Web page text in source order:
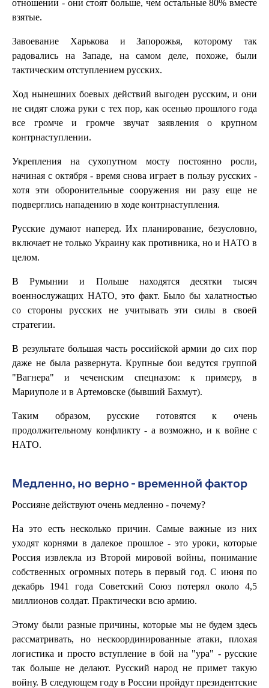
отношении - они стоят больше, чем остальные 80% вместе
взятые.
Завоевание Харькова и Запорожья, которому так
радовались на Западе, на самом деле, похоже, были
тактическим отступлением русских.
Ход нынешних боевых действий выгоден русским, и они
не сидят сложа руки с тех пор, как осенью прошлого года
все громче и громче звучат заявления о крупном
контрнаступлении.
Укрепления на сухопутном мосту постоянно росли,
начиная с октября - время снова играет в пользу русских -
хотя эти оборонительные сооружения ни разу еще не
подверглись нападению в ходе контрнаступления.
Русские думают наперед. Их планирование, безусловно,
включает не только Украину как противника, но и НАТО в
целом.
В Румынии и Польше находятся десятки тысяч
военнослужащих НАТО, это факт. Было бы халатностью
со стороны русских не учитывать эти силы в своей
стратегии.
В результате большая часть российской армии до сих пор
даже не была развернута. Крупные бои ведутся группой
"Вагнера" и чеченским спецназом: к примеру, в
Мариуполе и в Артемовске (бывший Бахмут).
Таким образом, русские готовятся к очень
продолжительному конфликту - а возможно, и к войне с
НАТО.
Медленно, но верно - временной фактор
Россияне действуют очень медленно - почему?
На это есть несколько причин. Самые важные из них
уходят корнями в далекое прошлое - это уроки, которые
Россия извлекла из Второй мировой войны, понимание
собственных огромных потерь в первый год. С июня по
декабрь 1941 года Советский Союз потерял около 4,5
миллионов солдат. Практически всю армию.
Этому были разные причины, которые мы не будем здесь
рассматривать, но нескоординированные атаки, плохая
логистика и просто вступление в бой на "ура" - русские
так больше не делают. Русский народ не примет такую
войну. В следующем году в России пройдут президентские